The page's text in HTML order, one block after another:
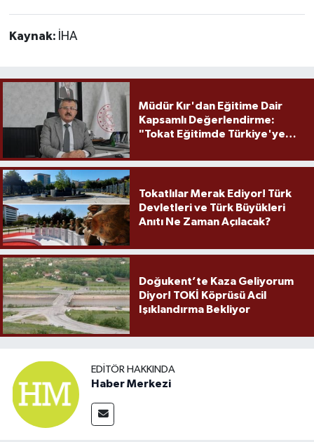
Kaynak: İHA
Müdür Kır'dan Eğitime Dair
Kapsamlı Değerlendirme:
"Tokat Eğitimde Türkiye'ye
Tokatlılar Merak Ediyor! Türk
Devletleri ve Türk Büyükleri
Anıtı Ne Zaman Açılacak?
Doğukent’te Kaza Geliyorum
Diyor! TOKİ Köprüsü Acil
Işıklandırma Bekliyor
EDITÖR HAKKINDA
Haber Merkezi